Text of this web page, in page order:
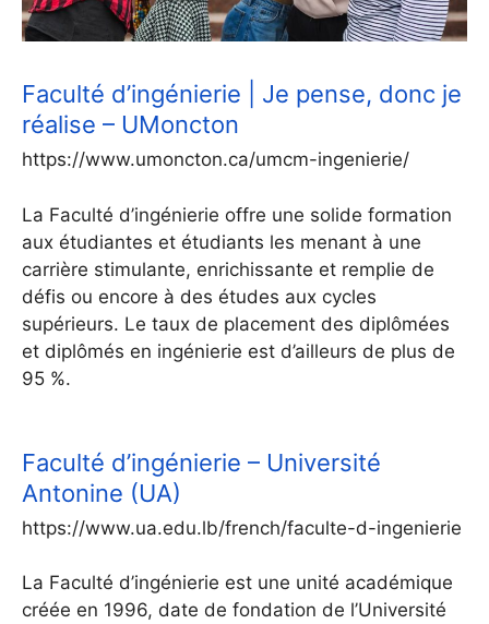
Faculté d’ingénierie | Je pense, donc je
réalise – UMoncton
https://www.umoncton.ca/umcm-ingenierie/
La Faculté d’ingénierie offre une solide formation
aux étudiantes et étudiants les menant à une
carrière stimulante, enrichissante et remplie de
défis ou encore à des études aux cycles
supérieurs. Le taux de placement des diplômées
et diplômés en ingénierie est d’ailleurs de plus de
95 %.
Faculté d’ingénierie – Université
Antonine (UA)
https://www.ua.edu.lb/french/faculte-d-ingenierie
La Faculté d’ingénierie est une unité académique
créée en 1996, date de fondation de l’Université